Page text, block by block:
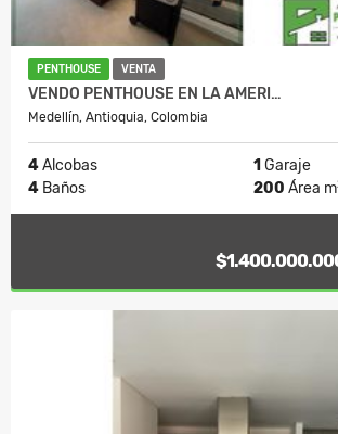
PENTHOUSE VENTA
VENDO PENTHOUSE EN LA AMERI…
Medellín, Antioquia, Colombia
4Alcobas 1 Garaje
4 Baños 200 Área m